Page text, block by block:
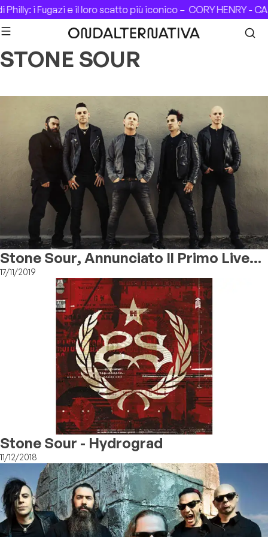
Skip to content
i Fugazi e il loro scatto più iconico –CORY HENRY -
STONE SOUR
Stone Sour, Annunciato Il Primo Live
Album Ufficiale
17/11/2019
Stone Sour - Hydrograd
11/12/2018